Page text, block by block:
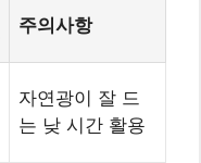
주의사항
자연광이 잘 드
는 낮 시간 활용